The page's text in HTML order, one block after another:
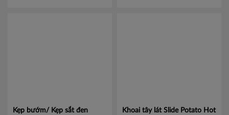
Kẹp bướm/ Kẹp sắt đen
Khoai tây lát Slide Potato Hot